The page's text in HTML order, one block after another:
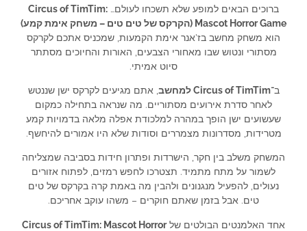
ברוכים הבאים למופע שלא תשכחו לעולם… Circus of TimTim:
Mascot Horror Game (הקרקס של טים טים – משחק אימת קמע)
הוא משחק מחשב בז’אנר אימת הקמעות, שמכניס אתכם לקרקס
מסתורי ונטוש שבו מאחורי הצבעים, האורות והחיוכים מסתתר
סיוט אמיתי.
ב־Circus of TimTim למחשב
, אתם מגיעים לקרקס ישן שננטש
לאחר סדרת אירועים מסתוריים. מה שנראה בתחילה כמקום
שעשועים ישן הופך במהרה למלכודת אפלה מלאה בדמויות קמע
מטרידות, מסדרונות מצמררים וסודות שלא היו אמורים להיחשף.
המשחק משלב בין חקר, הישרדות ופתרון חידות בסביבה שמצליחה
לשמור על מתח מתמיד. תצטרכו לחפש רמזים, לפתוח אזורים
נעולים, להפעיל מנגנונים ולהבין מה באמת קרה בקרקס של טים
טים. אבל בזמן שאתם חוקרים – משהו עוקב אחריכם.
אחד האלמנטים הבולטים שלCircus of TimTim: Mascot Horror